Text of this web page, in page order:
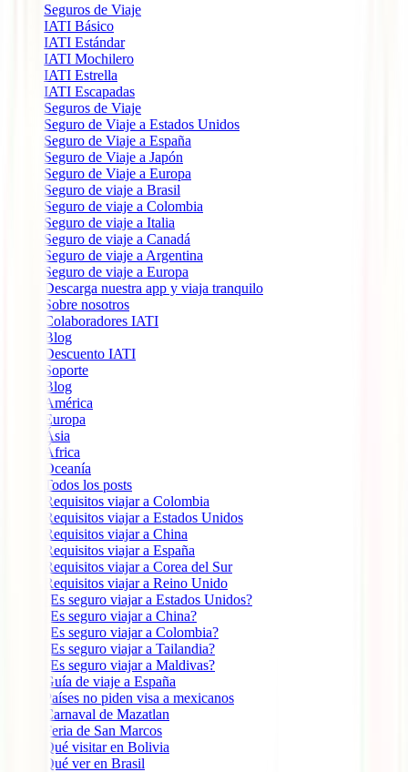
Seguros de Viaje
IATI Básico
IATI Estándar
IATI Mochilero
IATI Estrella
IATI Escapadas
Seguros de Viaje
Seguro de Viaje a Estados Unidos
Seguro de Viaje a España
Seguro de Viaje a Japón
Seguro de Viaje a Europa
Seguro de viaje a Brasil
Seguro de viaje a Colombia
Seguro de viaje a Italia
Seguro de viaje a Canadá
Seguro de viaje a Argentina
Seguro de viaje a Europa
Descarga nuestra app y viaja tranquilo
Sobre nosotros
Colaboradores IATI
Blog
Descuento IATI
Soporte
Blog
América
Europa
Ásia
África
Oceanía
Todos los posts
Requisitos viajar a Colombia
Requisitos viajar a Estados Unidos
Requisitos viajar a China
Requisitos viajar a España
Requisitos viajar a Corea del Sur
Requisitos viajar a Reino Unido
¿Es seguro viajar a Estados Unidos?
¿Es seguro viajar a China?
¿Es seguro viajar a Colombia?
¿Es seguro viajar a Tailandia?
¿Es seguro viajar a Maldivas?
Guía de viaje a España
Países no piden visa a mexicanos
Carnaval de Mazatlan
Feria de San Marcos
Qué visitar en Bolivia
Qué ver en Brasil